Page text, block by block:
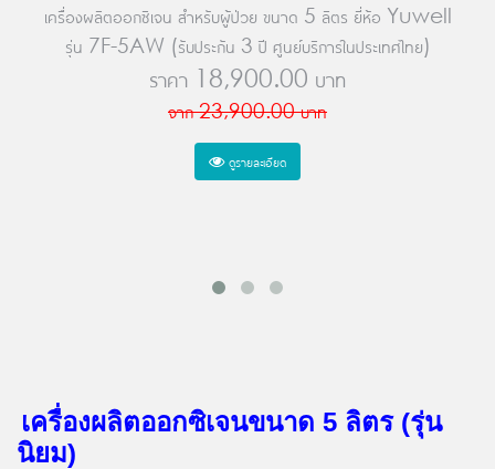
เครื่องผลิตออกซิเจน สำหรับผู้ป่วย ขนาด 5 ลิตร ยี่ห้อ Yuwell
รุ่น 7F-5AW (รับประกัน 3 ปี ศูนย์บริการในประเทศไทย)
ราคา 18,900.00 บาท
จาก23,900.00บาท
ดูรายละเอียด
เครื่องผลิตออกซิเจนขนาด 5 ลิตร (รุ่น
นิยม)